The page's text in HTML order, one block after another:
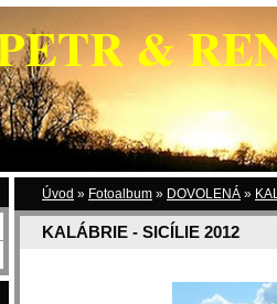
&
Úvod » Fotoalbum » DOVOLENÁ »
KALÁBRIE - SICÍLIE 2012